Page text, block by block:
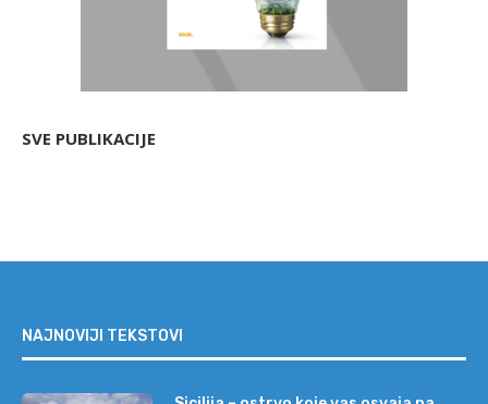
SVE PUBLIKACIJE
NAJNOVIJI TEKSTOVI